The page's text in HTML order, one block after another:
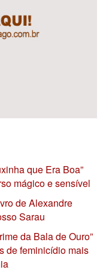
que Era Boa”
mágico e sensível
de Alexandre
Sarau
da Bala de Ouro”
de feminicídio mais